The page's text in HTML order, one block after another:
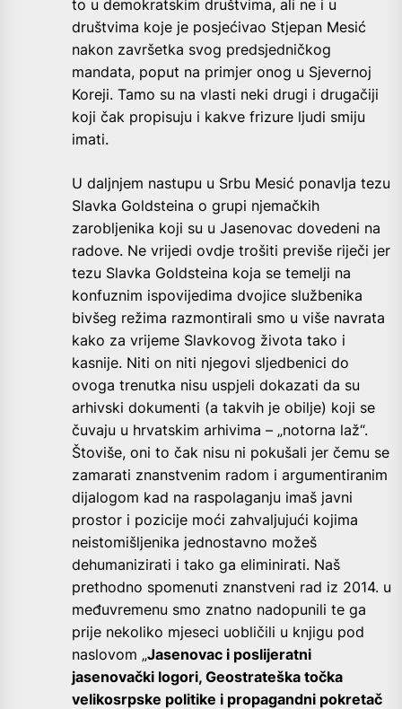
to u demokratskim društvima, ali ne i u
društvima koje je posjećivao Stjepan Mesić
nakon završetka svog predsjedničkog
mandata, poput na primjer onog u Sjevernoj
Koreji. Tamo su na vlasti neki drugi i drugačiji
koji čak propisuju i kakve frizure ljudi smiju
imati.
U daljnjem nastupu u Srbu Mesić ponavlja tezu
Slavka Goldsteina o grupi njemačkih
zarobljenika koji su u Jasenovac dovedeni na
radove. Ne vrijedi ovdje trošiti previše riječi jer
tezu Slavka Goldsteina koja se temelji na
konfuznim ispovijedima dvojice službenika
bivšeg režima razmontirali smo u više navrata
kako za vrijeme Slavkovog života tako i
kasnije. Niti on niti njegovi sljedbenici do
ovoga trenutka nisu uspjeli dokazati da su
arhivski dokumenti (a takvih je obilje) koji se
čuvaju u hrvatskim arhivima – „notorna laž“.
Štoviše, oni to čak nisu ni pokušali jer čemu se
zamarati znanstvenim radom i argumentiranim
dijalogom kad na raspolaganju imaš javni
prostor i pozicije moći zahvaljujući kojima
neistomišljenika jednostavno možeš
dehumanizirati i tako ga eliminirati. Naš
prethodno spomenuti znanstveni rad iz 2014. u
međuvremenu smo znatno nadopunili te ga
prije nekoliko mjeseci uobličili u knjigu pod
naslovom „Jasenovac i poslijeratni
jasenovački logori, Geostrateška točka
velikosrpske politike i propagandni pokretač